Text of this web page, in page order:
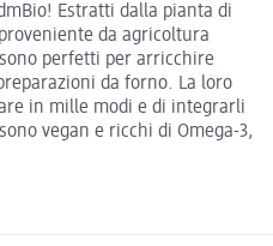
Estratti dalla pianta di
da agricoltura
perfetti per arricchire
da forno. La loro
in mille modi e di integrarli
vegan e ricchi di Omega-3,